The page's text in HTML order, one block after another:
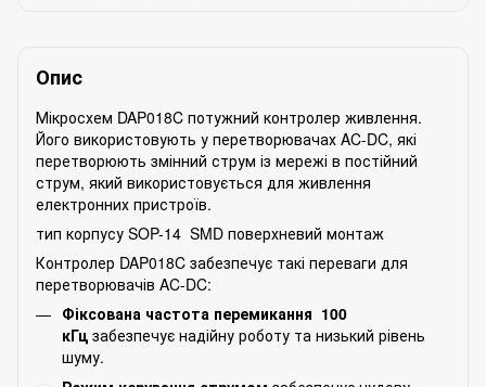
Опис
Мікросхем DAP018C потужний контролер живлення.
Його використовують у перетворювачах AC-DC, які
перетворюють змінний струм із мережі в постійний
струм, який використовується для живлення
електронних пристроїв.
тип корпусу SOP-14 SMD поверхневий монтаж
Контролер DAP018C забезпечує такі переваги для
перетворювачів AC-DC:
Фіксована частота перемикання 100
кГц забезпечує надійну роботу та низький рівень
шуму.